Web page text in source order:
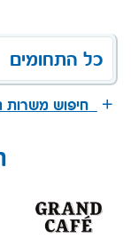
כל התחומים
חיפוש משרות חופשי